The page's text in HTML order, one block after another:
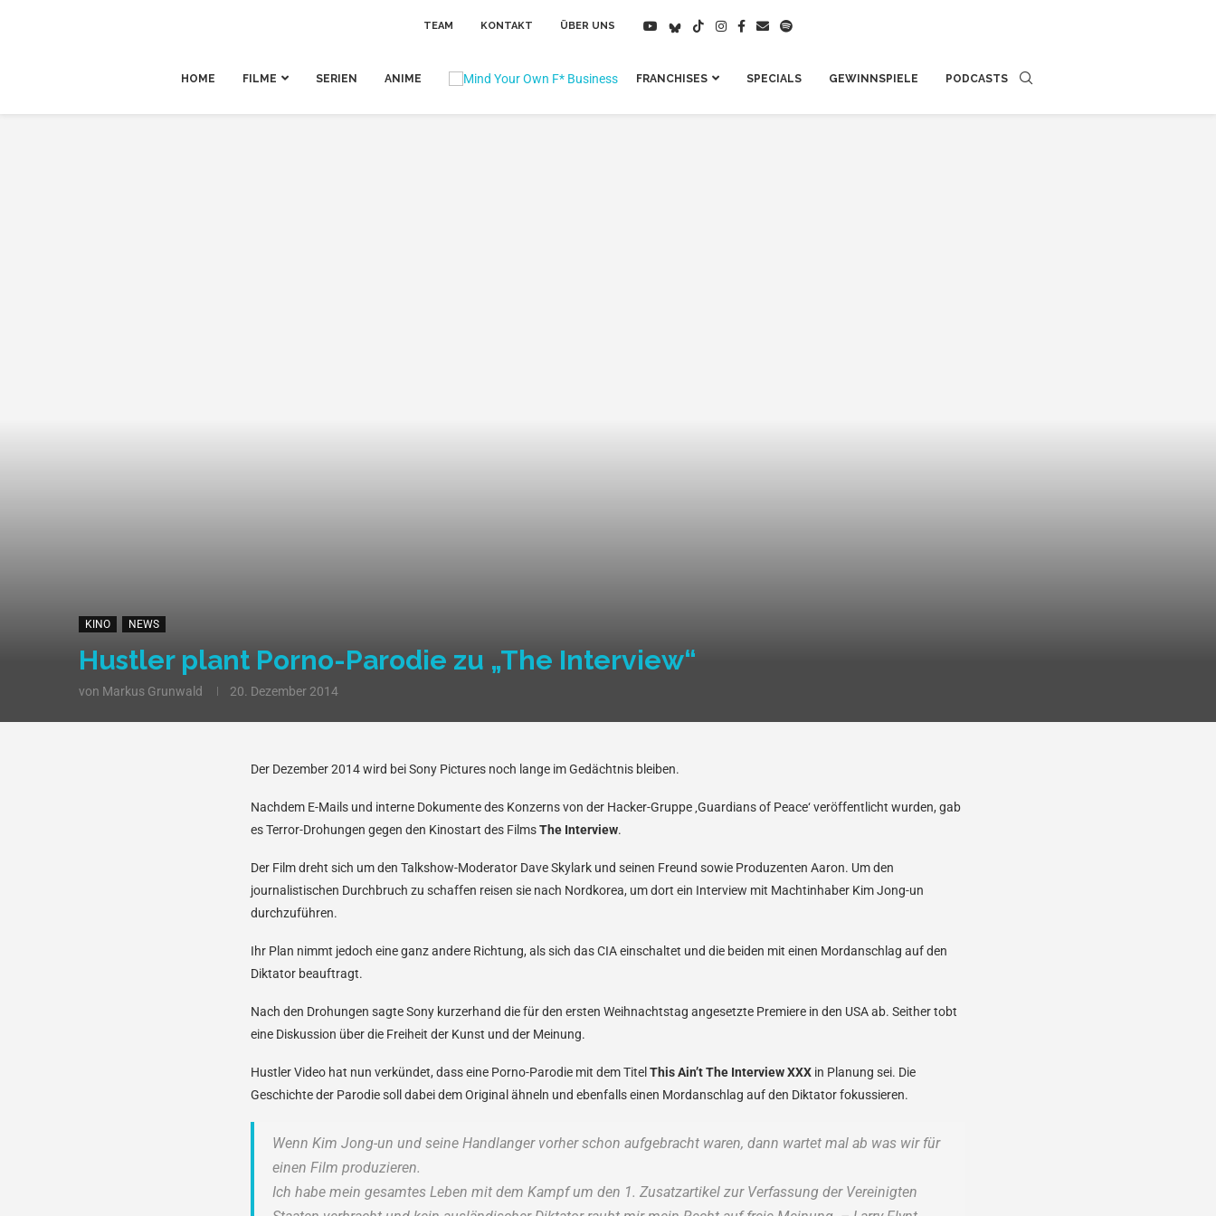
TEAM KONTAKT ÜBER UNS
HOME FILME SERIEN ANIME FRANCHISES SPECIALS GEWINNSPIELE PODCASTS
KINO NEWS
Hustler plant Porno-Parodie zu „The Interview“
von Markus Grunwald 20. Dezember 2014
Der Dezember 2014 wird bei Sony Pictures noch lange im Gedächtnis bleiben.
Nachdem E-Mails und interne Dokumente des Konzerns von der Hacker-Gruppe ‚Guardians of Peace‘ veröffentlicht wurden, gab
es Terror-Drohungen gegen den Kinostart des FilmsThe Interview.
Der Film dreht sich um den Talkshow-Moderator Dave Skylark und seinen Freund sowie Produzenten Aaron. Um den
journalistischen Durchbruch zu schaffen reisen sie nach Nordkorea, um dort ein Interview mit Machtinhaber Kim Jong-un
durchzuführen.
Ihr Plan nimmt jedoch eine ganz andere Richtung, als sich das CIA einschaltet und die beiden mit einen Mordanschlag auf den
Diktator beauftragt.
Nach den Drohungen sagte Sony kurzerhand die für den ersten Weihnachtstag angesetzte Premiere in den USA ab. Seither tobt
eine Diskussion über die Freiheit der Kunst und der Meinung.
Hustler Video hat nun verkündet, dass eine Porno-Parodie mit dem Titel This Ain’t The Interview XXX in Planung sei. Die
Geschichte der Parodie soll dabei dem Original ähneln und ebenfalls einen Mordanschlag auf den Diktator fokussieren.
Wenn Kim Jong-un und seine Handlanger vorher schon aufgebracht waren, dann wartet mal ab was wir für
einen Film produzieren.
Ich habe mein gesamtes Leben mit dem Kampf um den 1. Zusatzartikel zur Verfassung der Vereinigten